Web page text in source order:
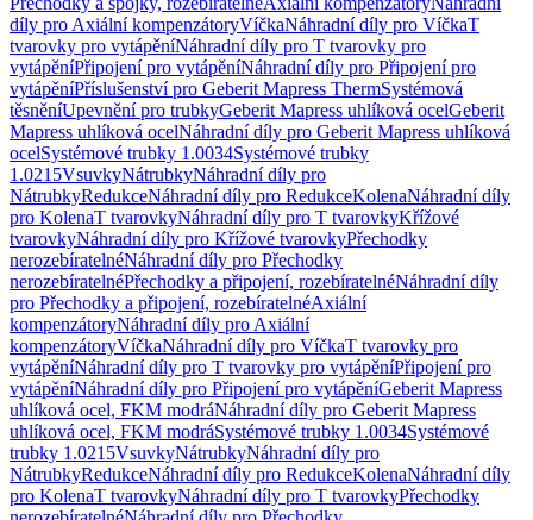
díly pro Axiální kompenzátoryVíčkaNáhradní díly pro VíčkaT
tvarovky pro vytápěníNáhradní díly pro T tvarovky pro
vytápěníPřipojení pro vytápěníNáhradní díly pro Připojení pro
vytápěníPříslušenství pro Geberit Mapress ThermSystémová
těsněníUpevnění pro trubkyGeberit Mapress uhlíková ocelGeberit
Mapress uhlíková ocelNáhradní díly pro Geberit Mapress uhlíková
ocelSystémové trubky 1.0034Systémové trubky
1.0215VsuvkyNátrubkyNáhradní díly pro
NátrubkyRedukceNáhradní díly pro RedukceKolenaNáhradní díly
pro KolenaT tvarovkyNáhradní díly pro T tvarovkyKřížové
tvarovkyNáhradní díly pro Křížové tvarovkyPřechodky
nerozebíratelnéNáhradní díly pro Přechodky
nerozebíratelnéPřechodky a připojení, rozebíratelnéNáhradní díly
pro Přechodky a připojení, rozebíratelnéAxiální
kompenzátoryNáhradní díly pro Axiální
kompenzátoryVíčkaNáhradní díly pro VíčkaT tvarovky pro
vytápěníNáhradní díly pro T tvarovky pro vytápěníPřipojení pro
vytápěníNáhradní díly pro Připojení pro vytápěníGeberit Mapress
uhlíková ocel, FKM modráNáhradní díly pro Geberit Mapress
uhlíková ocel, FKM modráSystémové trubky 1.0034Systémové
trubky 1.0215VsuvkyNátrubkyNáhradní díly pro
NátrubkyRedukceNáhradní díly pro RedukceKolenaNáhradní díly
pro KolenaT tvarovkyNáhradní díly pro T tvarovkyPřechodky